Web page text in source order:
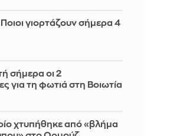
γιορτάζουν σήμερα 4
σήμερα οι 2
για τη φωτιά στη Βοιωτία
χτυπήθηκε από «βλήμα